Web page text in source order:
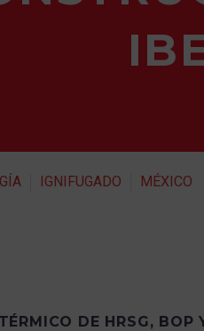
IGNIFUGADO MÉXICO
DE HRSG, BOP